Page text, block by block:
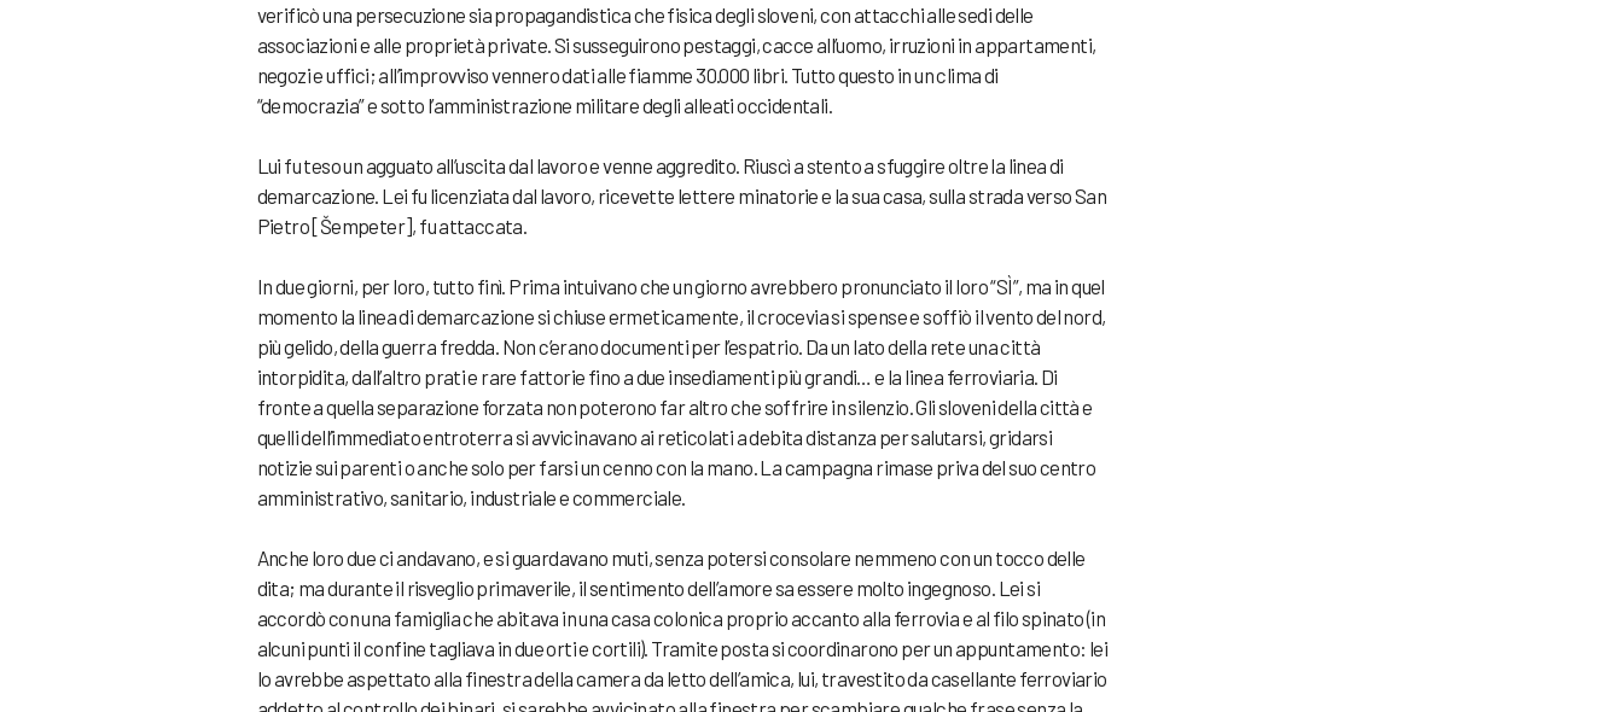
verificò una persecuzione sia propagandistica che fisica degli sloveni, con attacchi alle sedi delle
associazioni e alle proprietà private. Si susseguirono pestaggi, cacce all’uomo, irruzioni in appartamenti,
negozi e uffici; all’improvviso vennero dati alle fiamme 30.000 libri. Tutto questo in un clima di
“democrazia” e sotto l’amministrazione militare degli alleati occidentali.
Lui fu teso un agguato all’uscita dal lavoro e venne aggredito. Riuscì a stento a sfuggire oltre la linea di
demarcazione. Lei fu licenziata dal lavoro, ricevette lettere minatorie e la sua casa, sulla strada verso San
Pietro [Šempeter], fu attaccata.
In due giorni, per loro, tutto finì. Prima intuivano che un giorno avrebbero pronunciato il loro “SÌ”, ma in quel
momento la linea di demarcazione si chiuse ermeticamente, il crocevia si spense e soffiò il vento del nord,
più gelido, della guerra fredda. Non c’erano documenti per l’espatrio. Da un lato della rete una città
intorpidita, dall’altro prati e rare fattorie fino a due insediamenti più grandi… e la linea ferroviaria. Di
fronte a quella separazione forzata non poterono far altro che soffrire in silenzio. Gli sloveni della città e
quelli dell’immediato entroterra si avvicinavano ai reticolati a debita distanza per salutarsi, gridarsi
notizie sui parenti o anche solo per farsi un cenno con la mano. La campagna rimase priva del suo centro
amministrativo, sanitario, industriale e commerciale.
Anche loro due ci andavano, e si guardavano muti, senza potersi consolare nemmeno con un tocco delle
dita; ma durante il risveglio primaverile, il sentimento dell’amore sa essere molto ingegnoso. Lei si
accordò con una famiglia che abitava in una casa colonica proprio accanto alla ferrovia e al filo spinato (in
alcuni punti il confine tagliava in due orti e cortili). Tramite posta si coordinarono per un appuntamento: lei
lo avrebbe aspettato alla finestra della camera da letto dell’amica, lui, travestito da casellante ferroviario